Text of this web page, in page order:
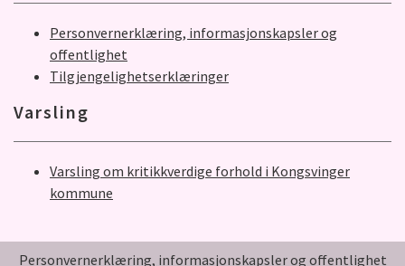
Personvernerklæring, informasjonskapsler og
offentlighet
Tilgjengelighetserklæringer
Varsling
Varsling om kritikkverdige forhold i Kongsvinger
kommune
Personvernerklæring, informasjonskapsler og offentlighet